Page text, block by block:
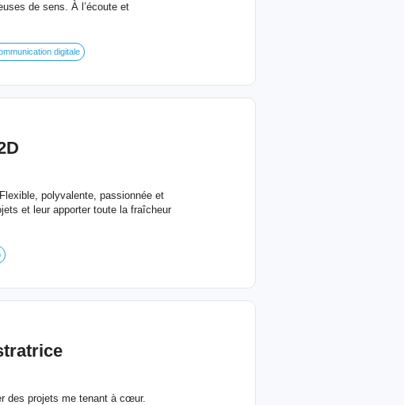
de sens. À l’écoute et
digitale
polyvalente, passionnée et
et leur apporter toute la fraîcheur
des projets me tenant à cœur.